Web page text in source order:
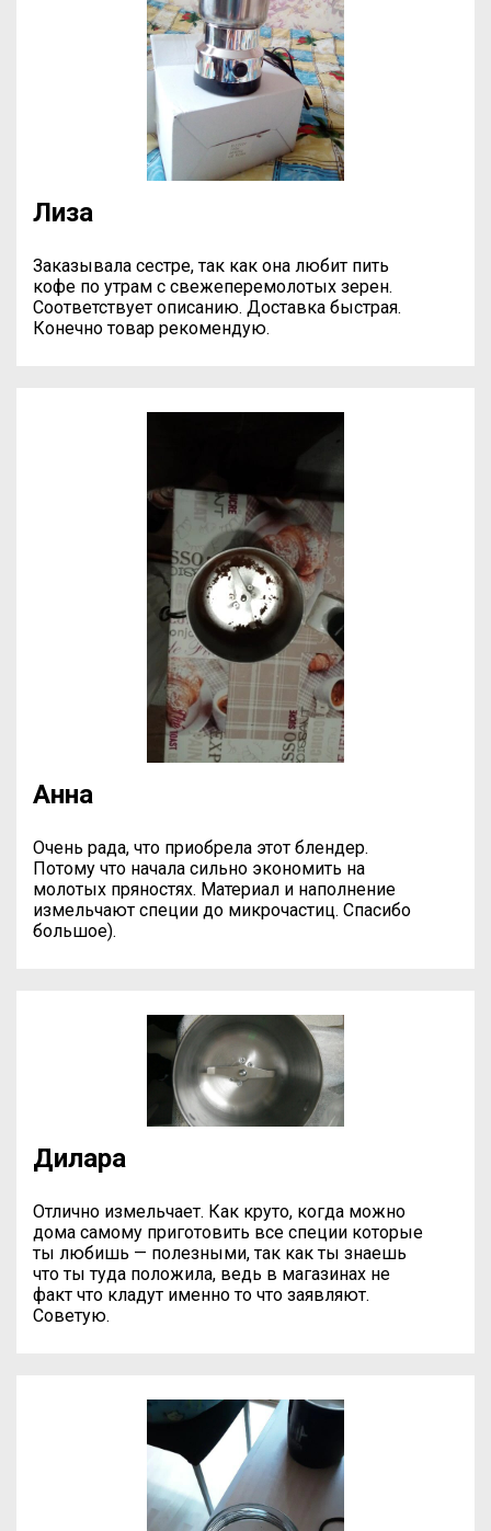
Лиза
Заказывала сестре, так как она любит пить
кофе по утрам с свежеперемолотых зерен.
Соответствует описанию. Доставка быстрая.
Конечно товар рекомендую.
Анна
Очень рада, что приобрела этот блендер.
Потому что начала сильно экономить на
молотых пряностях. Материал и наполнение
измельчают специи до микрочастиц. Спасибо
большое).
Дилара
Отлично измельчает. Как круто, когда можно
дома самому приготовить все специи которые
ты любишь — полезными, так как ты знаешь
что ты туда положила, ведь в магазинах не
факт что кладут именно то что заявляют.
Советую.